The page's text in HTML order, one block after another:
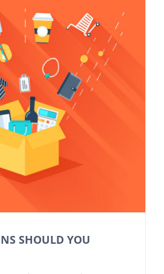
SHOULD YOU